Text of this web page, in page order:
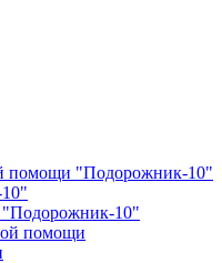
помощи "Подорожник-10"
10"
помощи